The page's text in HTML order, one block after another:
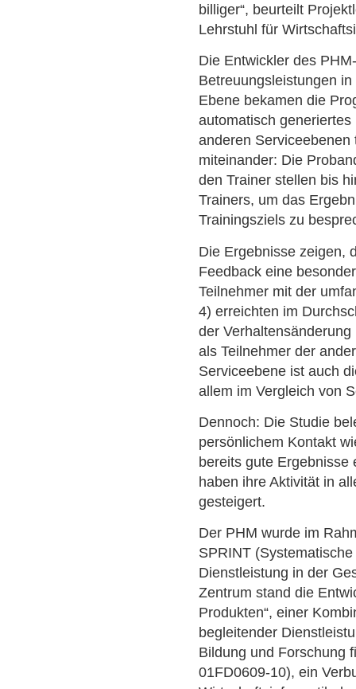
billiger“, beurteilt
Lehrstuhl für
Die Entwickler des
Betreuungsleistungen
Ebene bekamen die
automatisch
anderen
miteinander: Die
den Trainer stellen bis
Trainers, um das
Trainingsziels zu
Die Ergebnisse zeigen,
Feedback eine
Teilnehmer mit der
4) erreichten im
der
als Teilnehmer der
Serviceebene ist auch
allem im Vergleich von
Dennoch: Die Studie
persönlichem Kontakt
bereits gute Ergebnisse
haben ihre Aktivität in
gesteigert.
Der PHM wurde im
SPRINT
Dienstleistung in der
Zentrum stand die
Produkten“, einer
begleitender
Bildung und Forschung
01FD0609-10), ein